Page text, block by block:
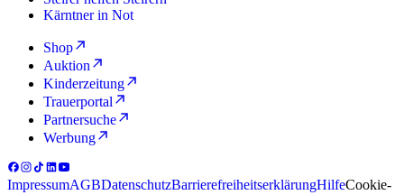
Kärntner in Not
Shop
Auktion
Kinderzeitung
Trauerportal
Partnersuche
Werbung
ImpressumAGBDatenschutzBarrierefreiheitserklärungHilfeCookie-